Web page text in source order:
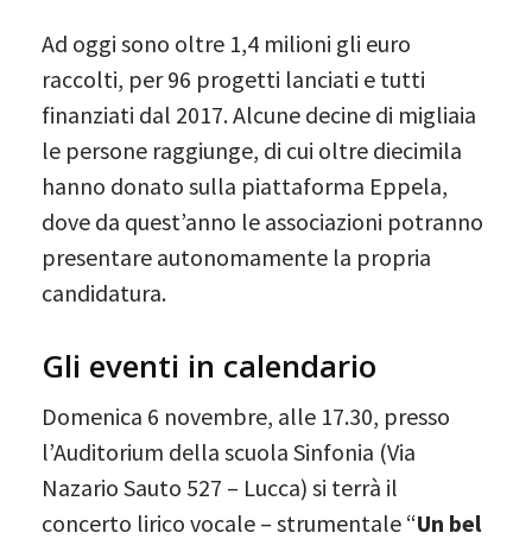
Ad oggi sono oltre 1,4 milioni gli euro
raccolti, per 96 progetti lanciati e tutti
finanziati dal 2017. Alcune decine di migliaia
le persone raggiunge, di cui oltre diecimila
hanno donato sulla piattaforma Eppela,
dove da quest’anno le associazioni potranno
presentare autonomamente la propria
candidatura.
Gli eventi in calendario
Domenica 6 novembre, alle 17.30, presso
l’Auditorium della scuola Sinfonia (Via
Nazario Sauto 527 – Lucca) si terrà il
concerto lirico vocale – strumentale “Un bel